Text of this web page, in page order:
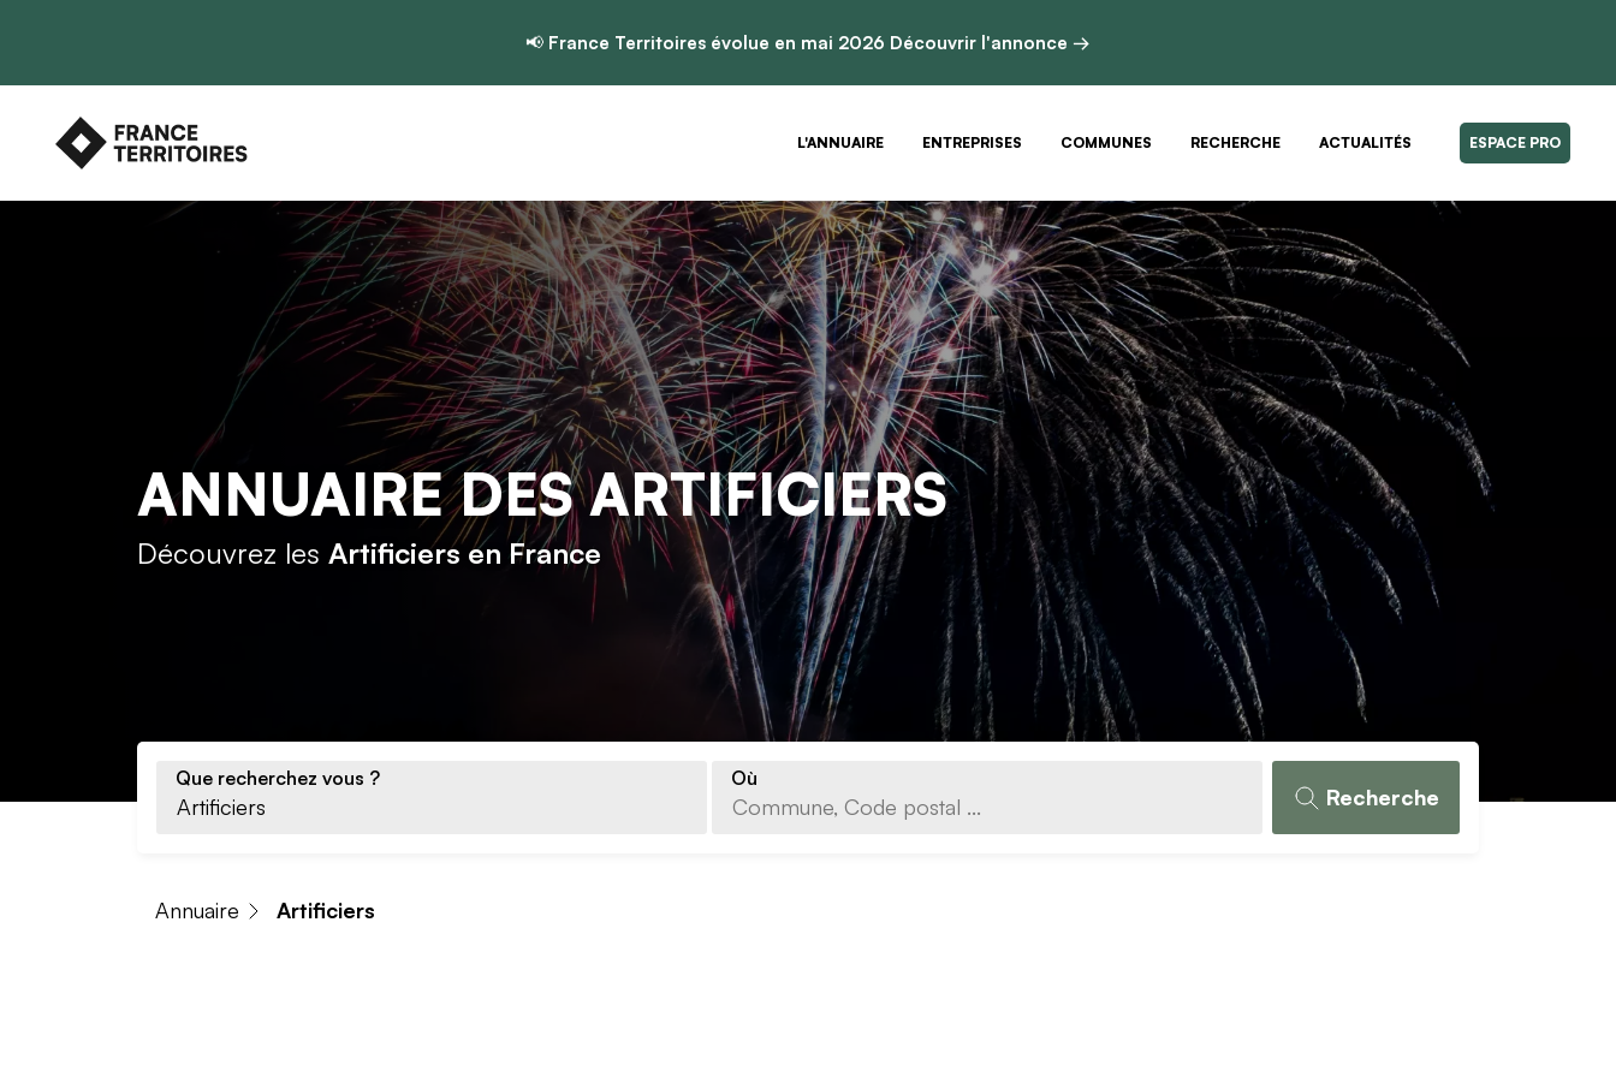
📢 France Territoires évolue en mai 2026 Découvrir l'annonce →
L'ANNUAIRE ENTREPRISES COMMUNES RECHERCHE ACTUALITÉS ESPACE PRO
ANNUAIRE DES ARTIFICIERS
Découvrez les Artificiers en France
Que recherchez vous ? Où
Recherche
Annuaire Artificiers